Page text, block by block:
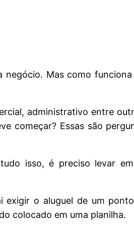
Mas como
administrativo entre
começar? Essas são
isso, é preciso levar
o aluguel de um
colocado em uma planilha.